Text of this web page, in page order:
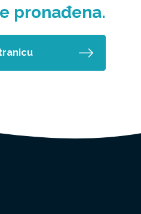
pronađena.